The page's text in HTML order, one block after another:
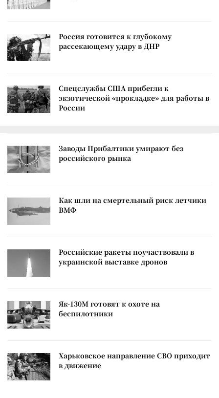
Россия готовится к глубокому
рассекающему удару в ДНР
Спецслужбы США прибегли к
экзотической «прокладке» для работы в
России
Заводы Прибалтики умирают без
российского рынка
Как шли на смертельный риск летчики
ВМФ
Российские ракеты поучаствовали в
украинской выставке дронов
Як-130М готовят к охоте на
беспилотники
Харьковское направление СВО приходит
в движение